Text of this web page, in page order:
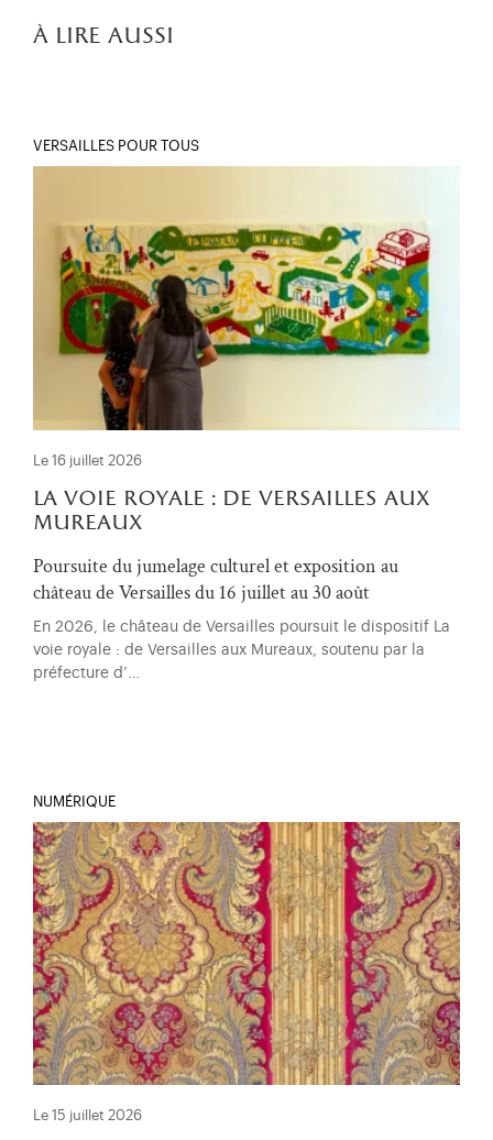
à lire aussi
VERSAILLES POUR TOUS
Le 16 juillet 2026
la voie royale : de versailles aux
mureaux
Poursuite du jumelage culturel et exposition au
château de Versailles du 16 juillet au 30 août
En 2026, le château de Versailles poursuit le dispositif La
voie royale : de Versailles aux Mureaux, soutenu par la
préfecture d’…
NUMÉRIQUE
Le 15 juillet 2026